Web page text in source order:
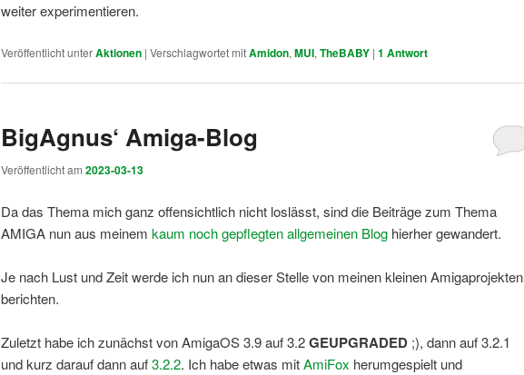
weiter experimentieren.
Veröffentlicht unterAktionen | Verschlagwortet mitAmidon, MUI, TheBABY | 1 Antwort
BigAgnus‘ Amiga-Blog
Veröffentlicht am 2023-03-13
Da das Thema mich ganz offensichtlich nicht loslässt, sind die Beiträge zum Thema
AMIGA nun aus meinem kaum noch gepflegten allgemeinen Blog hierher gewandert.
Je nach Lust und Zeit werde ich nun an dieser Stelle von meinen kleinen Amigaprojekten
berichten.
Zuletzt habe ich zunächst von AmigaOS 3.9 auf 3.2GEUPGRADED ;), dann auf 3.2.1
und kurz darauf dann auf3.2.2. Ich habe etwas mitAmiFox herumgespielt und